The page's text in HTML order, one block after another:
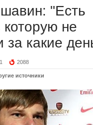
"Есть
не
за какие
2088
источники